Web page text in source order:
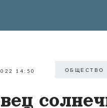
14:50 ОБЩЕСТВО